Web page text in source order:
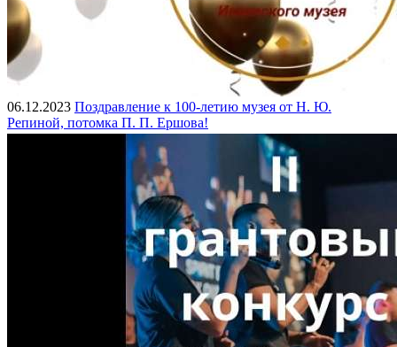
06.12.2023 Поздравление к 100-летию музея от Н. Ю.
Репиной, потомка П. П. Ершова!